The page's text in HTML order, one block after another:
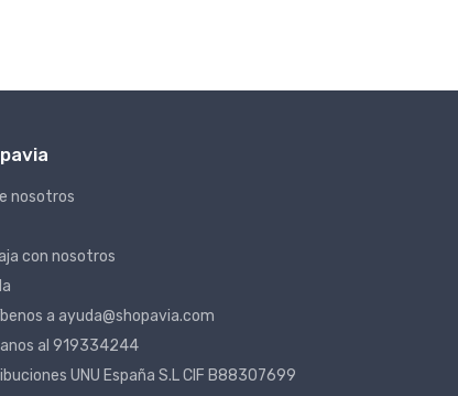
nosotros
con nosotros
a ayuda@shopavia.com
al 919334244
UNU España S.L CIF B88307699